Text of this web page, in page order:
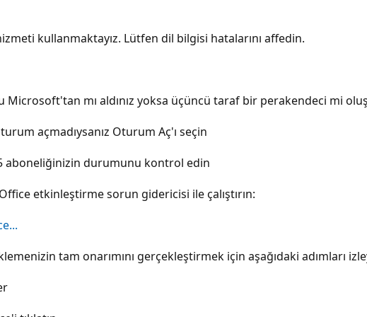
kullanmaktayız. Lütfen dil bilgisi hatalarını affedin.
Microsoft'tan mı aldınız yoksa üçüncü taraf bir perakendeci mi
açmadıysanız Oturum Aç'ı seçin
aboneliğinizin durumunu kontrol edin
etkinleştirme sorun gidericisi ile çalıştırın:
tam onarımını gerçekleştirmek için aşağıdaki adımları